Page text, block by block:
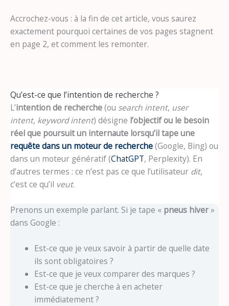
Accrochez-vous : à la fin de cet article, vous saurez
exactement pourquoi certaines de vos pages stagnent
en page 2, et comment les remonter.
Qu’est-ce que l’intention de recherche ?
L’intention de recherche(ou search intent, user
intent, keyword intent) désigne l’objectif ou le besoin
réel que poursuit un internaute lorsqu’il tape une
requête dans un moteur de recherche(Google, Bing) ou
dans un moteur génératif (ChatGPT, Perplexity). En
d’autres termes : ce n’est pas ce que l’utilisateur dit,
c’est ce qu’il veut.
Prenons un exemple parlant. Si je tape « pneus hiver»
dans Google :
Est-ce que je veux savoir à partir de quelle date
ils sont obligatoires ?
Est-ce que je veux comparer des marques ?
Est-ce que je cherche à en acheter
immédiatement ?